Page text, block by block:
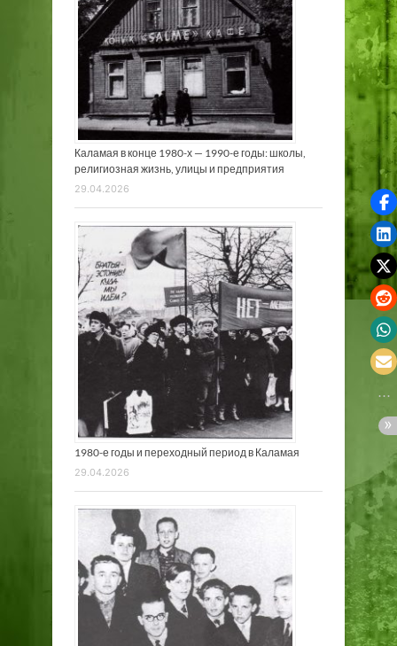
Каламая в конце 1980-х — 1990-е годы: школы,
религиозная жизнь, улицы и предприятия
29.04.2026
1980-е годы и переходный период в Каламая
29.04.2026